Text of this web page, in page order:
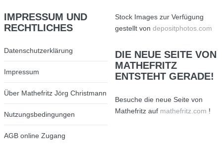
IMPRESSUM UND
RECHTLICHES
Datenschutzerklärung
Impressum
Über Mathefritz Jörg Christmann
Nutzungsbedingungen
AGB online Zugang
Stock Images zur Verfügung
gestellt von depositphotos.com
DIENEUE SEITE VON
MATHEFRITZ
ENTSTEHT GERADE!
Besuche die neue Seite von
Mathefritz auf mathefritz.com !